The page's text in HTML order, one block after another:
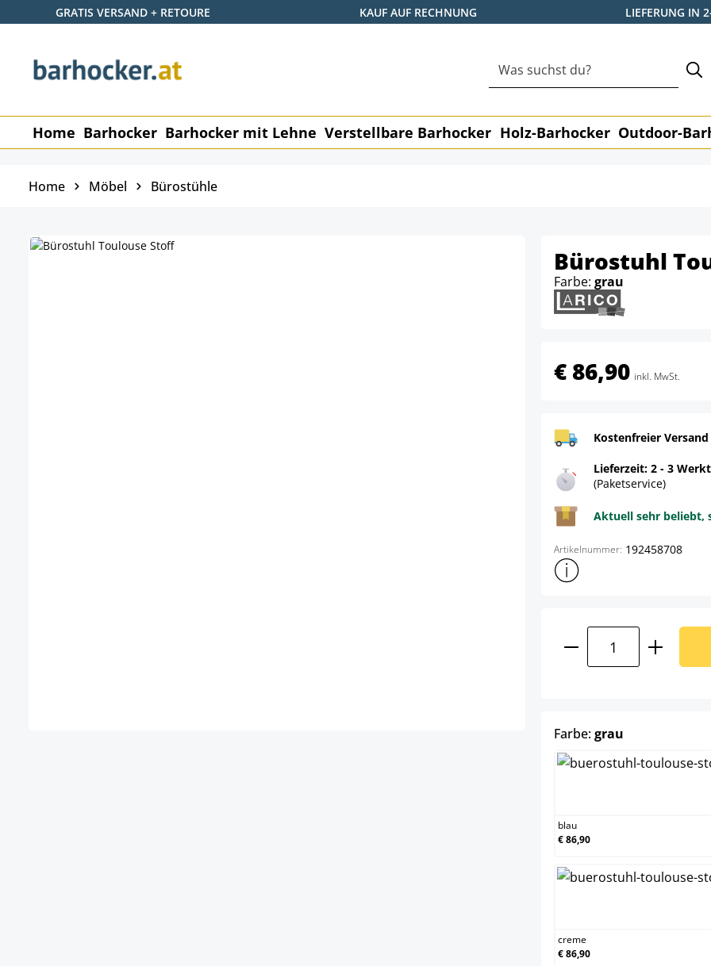
Hauptinhalt springen
Zur Suche springen
Zur Hauptnavigation springen
GRATIS VERSAND + RETOURE KAUF AUF RECHNUNG LIEFERUNG IN
Home Barhocker Barhocker mit Lehne Verstellbare Barhocker Holz-Barhocker Outdoor-
Home Möbel Bürostühle
Bürostuhl
Farbe: grau
€ 86,90 inkl. MwSt.
Kostenfreier
Lieferzeit: 2 - 3
(Paketservice)
Aktuell sehr beliebt,
Artikelnummer: 192458708
Weitere
Produkt Anzahl:
Farbe:grau
blau
€ 86,90
creme
€ 86,90